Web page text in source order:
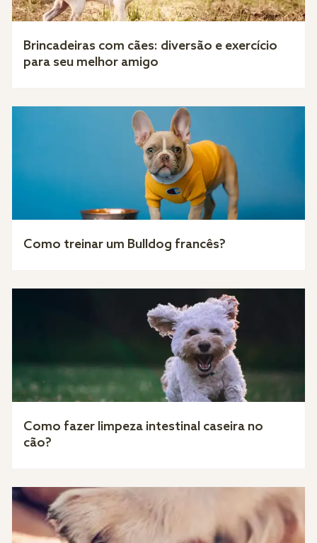
Brincadeiras com cães: diversão e exercício
para seu melhor amigo
Como treinar um Bulldog francês?
Como fazer limpeza intestinal caseira no
cão?